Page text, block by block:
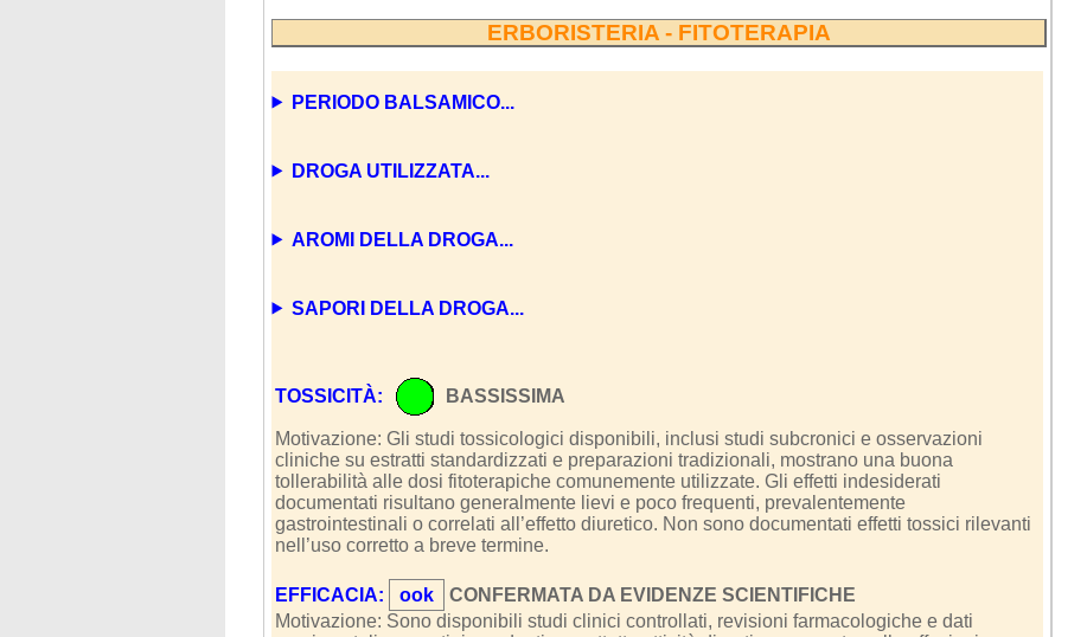
ERBORISTERIA - FITOTERAPIA
PERIODO BALSAMICO...
DROGA UTILIZZATA...
AROMI DELLA DROGA...
SAPORI DELLA DROGA...
TOSSICITÀ: BASSISSIMA
Motivazione: Gli studi tossicologici disponibili, inclusi studi subcronici e osservazioni
cliniche su estratti standardizzati e preparazioni tradizionali, mostrano una buona
tollerabilità alle dosi fitoterapiche comunemente utilizzate. Gli effetti indesiderati
documentati risultano generalmente lievi e poco frequenti, prevalentemente
gastrointestinali o correlati all’effetto diuretico. Non sono documentati effetti tossici rilevanti
nell’uso corretto a breve termine.
EFFICACIA: ook
CONFERMATA DA EVIDENZE SCIENTIFICHE
Motivazione: Sono disponibili studi clinici controllati, revisioni farmacologiche e dati